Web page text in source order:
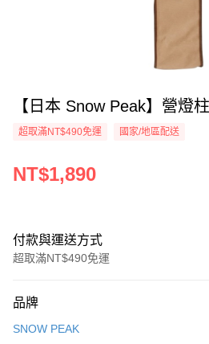
【日本 Snow Peak】營燈
超取滿NT$490免運 國家/地區配送
NT$1,890
付款與運送方式
超取滿NT$490免運
信用卡一次付款
品牌
SNOW PEAK